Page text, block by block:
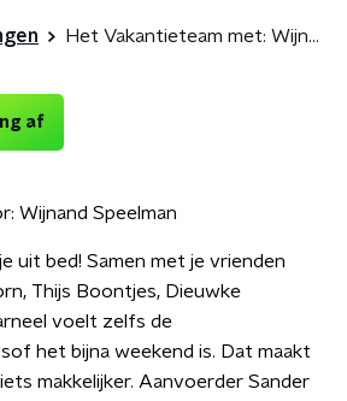
Het Vakantieteam met: Wijnand
af
Wijnand Speelman
uit bed! Samen met je vrienden
Thijs Boontjes, Dieuwke
voelt zelfs de
het bijna weekend is. Dat maakt
makkelijker. Aanvoerder Sander